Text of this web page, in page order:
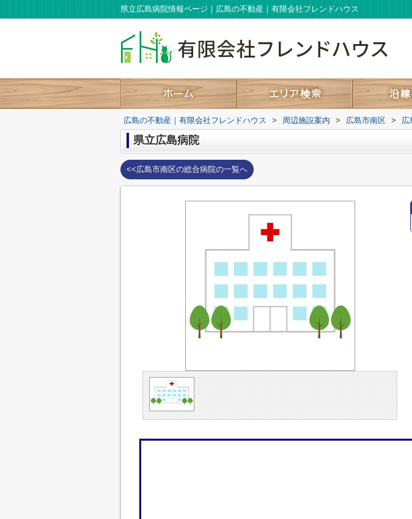
県立広島病院情報ページ｜広島の不動産｜有限会社フレンドハウス
広島の不動産｜有限会社フレンドハウス > 周辺施設案内 > 広島市南区 > 広
県立広島病院
<<広島市南区の総合病院の一覧へ